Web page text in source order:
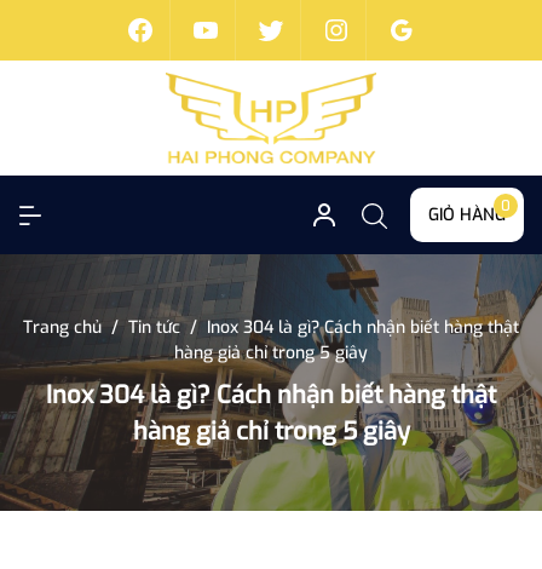
GIỎ HÀNG0
Trang chủ / Tin tức / Inox 304 là gì? Cách nhận biết hàng thật
hàng giả chỉ trong 5 giây
Inox 304 là gì? Cách nhận biết hàng thật
hàng giả chỉ trong 5 giây